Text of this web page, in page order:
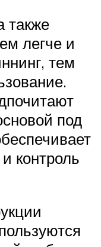
также
легче и
тем
под
контроль